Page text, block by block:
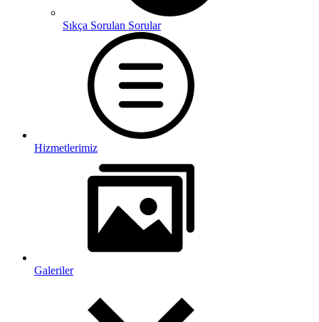
Sıkça Sorulan Sorular
Hizmetlerimiz
Galeriler